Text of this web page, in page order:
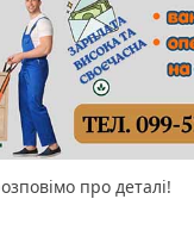
про деталі!